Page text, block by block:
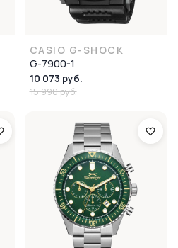
CASIO G-SHOCK
G-7900-1
10 073 руб.
15 990 руб.